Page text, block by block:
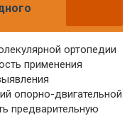
ортопедии
применения
опорно-двигательной
предварительную